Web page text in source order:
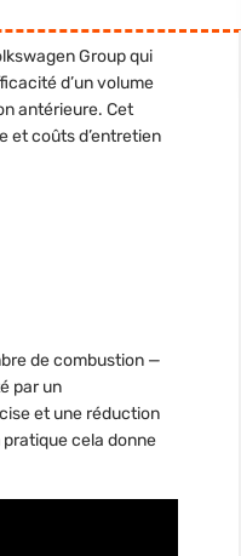
Group qui
d’un volume
antérieure. Cet
et coûts d’entretien
de combustion —
par un
et une réduction
cela donne